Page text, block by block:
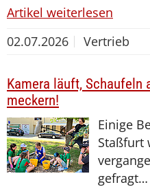
Artikel weiterlesen
02.07.2026
Vertrieb
Kamera läuft,
meckern!
Einige
Staßfurt
gefragt…